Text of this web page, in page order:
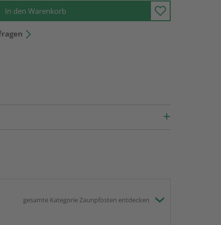
In den Warenkorb
gesamte Kategorie Zaunpfosten entdecken